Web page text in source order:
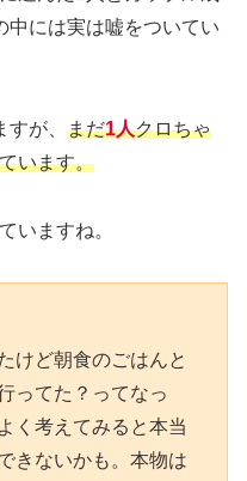
中には実は嘘をついてい
が、 まだ1人クロちゃ
います。
いますね。
けど朝食のごはんと
ってた？ってなっ
く考えてみると本当
きないかも。本物は